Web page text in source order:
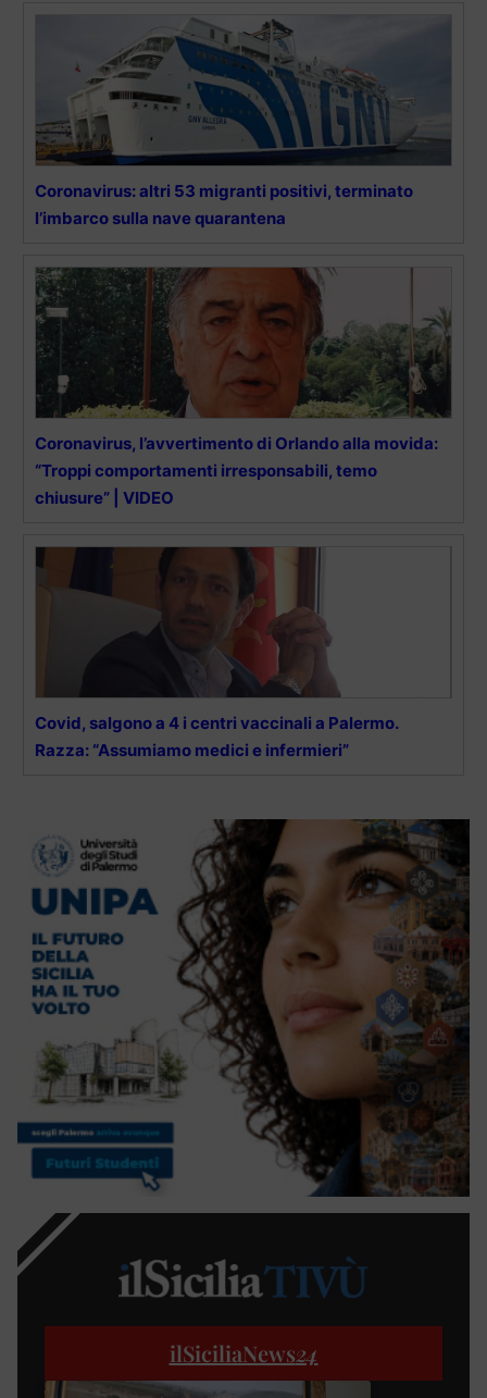
Coronavirus: altri 53 migranti positivi, terminato
l’imbarco sulla nave quarantena
Coronavirus, l’avvertimento di Orlando alla movida:
“Troppi comportamenti irresponsabili, temo
chiusure” | VIDEO
Covid, salgono a 4 i centri vaccinali a Palermo.
Razza: “Assumiamo medici e infermieri”
ilSiciliaNews24